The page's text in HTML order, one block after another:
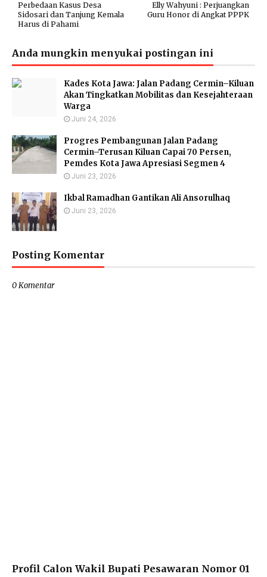
Elly Wahyuni : Perjuangkan
Guru Honor di Angkat PPPK
Perbedaan Kasus Desa
Sidosari dan Tanjung Kemala
Harus di Pahami
Anda mungkin menyukai postingan ini
Kades Kota Jawa: Jalan Padang Cermin–Kiluan
Akan Tingkatkan Mobilitas dan Kesejahteraan
Warga
Juni 24, 2026
Progres Pembangunan Jalan Padang
Cermin–Terusan Kiluan Capai 70 Persen,
Pemdes Kota Jawa Apresiasi Segmen 4
Juni 23, 2026
Ikbal Ramadhan Gantikan Ali Ansorulhaq
Juni 23, 2026
Posting Komentar
0 Komentar
Profil Calon Wakil Bupati Pesawaran Nomor 01